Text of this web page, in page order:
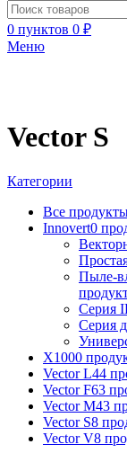
0 пунктов 0 ₽
Меню
Vector S
Категории
Все
Innovert0
Пыле-
Серия
Серия
X1000
Vector L44
Vector F63
Vector M43
Vector S8
Vector V8